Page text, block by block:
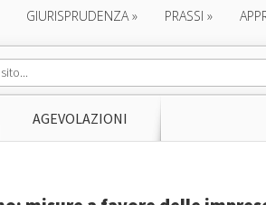
GIURISPRUDENZA» PRASSI »
AGEVOLAZIONI